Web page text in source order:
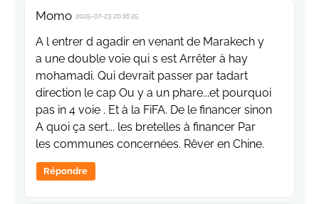
Momo 2025-07-23 20:16:25
A l entrer d agadir en venant de Marakech y
a une double voie qui s est Arrêter à hay
mohamadi. Qui devrait passer par tadart
direction le cap Ou y a un phare...et pourquoi
pas in 4 voie . Et à la FiFA. De le financer sinon
A quoi ça sert... les bretelles à financer Par
les communes concernées. Rêver en Chine.
Répondre